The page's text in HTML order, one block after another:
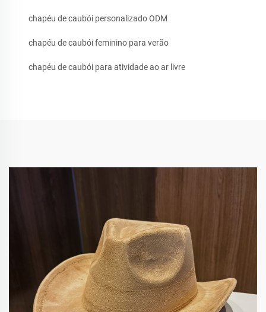
chapéu de caubói personalizado ODM
chapéu de caubói feminino para verão
chapéu de caubói para atividade ao ar livre